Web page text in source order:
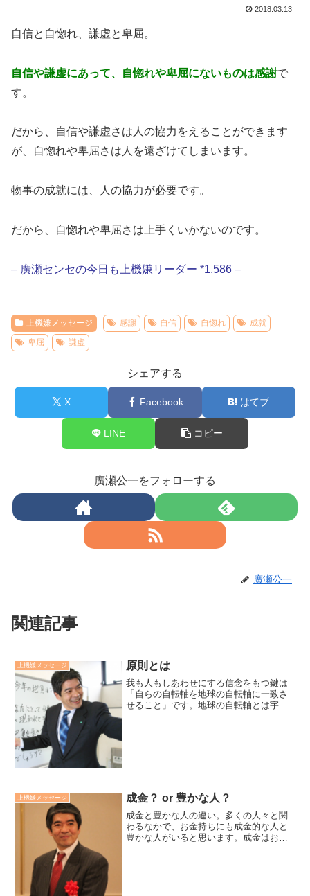
2018.03.13
自信と自惚れ、謙虚と卑屈。
自信や謙虚にあって、自惚れや卑屈にないものは感謝で
す。
だから、自信や謙虚さは人の協力をえることができます
が、自惚れや卑屈さは人を遠ざけてしまいます。
物事の成就には、人の協力が必要です。
だから、自惚れや卑屈さは上手くいかないのです。
– 廣瀬センセの今日も上機嫌リーダー *1,586 –
上機嫌メッセージ 感謝 自信 自惚れ
成就
卑屈
謙虚
シェアする
X Facebook はてブ
LINE コピー
廣瀬公一をフォローする
廣瀬公一
関連記事
上機嫌メッセージ 原則とは
我も人もしあわせにする信念をもつ鍵は
「自らの自転軸を地球の自転軸に一致さ
せること」です。地球の自転軸とは宇
上機嫌メッセージ 成金？ or 豊かな人？
成金と豊かな人の違い。多くの人々と関
わるなかで、お金持ちにも成金的な人と
豊かな人がいると思います。成金はお金